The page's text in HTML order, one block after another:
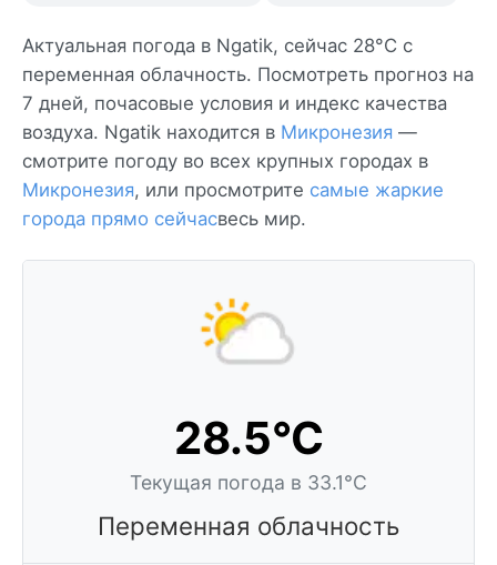
Актуальная погода в Ngatik, сейчас 28°C с
переменная облачность. Посмотреть прогноз на
7 дней, почасовые условия и индекс качества
воздуха. Ngatik находится в Микронезия —
смотрите погоду во всех крупных городах в
Микронезия, или просмотрите самые жаркие
города прямо сейчасвесь мир.
28.5°C
Текущая погода в 33.1°C
Переменная облачность